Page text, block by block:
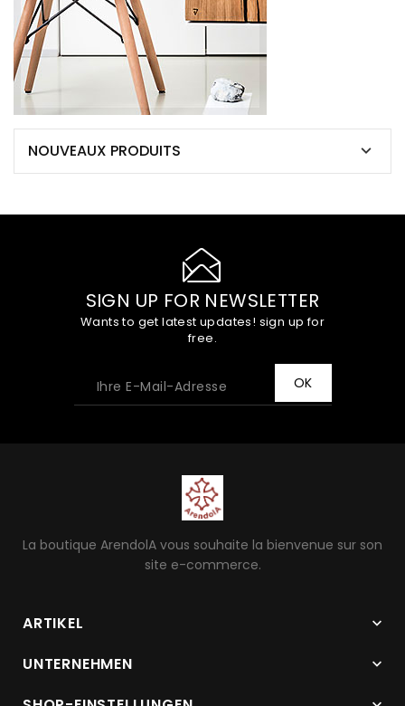
NOUVEAUX PRODUITS 
SIGN UP FOR NEWSLETTER
Wants to get latest updates! sign up for
free.
La boutique ArendolA vous souhaite la bienvenue sur son
site e-commerce.
ARTIKEL 
UNTERNEHMEN 